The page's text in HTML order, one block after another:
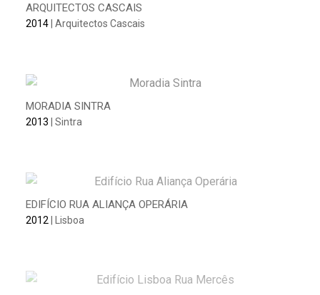
ARQUITECTOS CASCAIS
2014| Arquitectos Cascais
MORADIA SINTRA
2013 | Sintra
EDIFÍCIO RUA ALIANÇA OPERÁRIA
2012 | Lisboa